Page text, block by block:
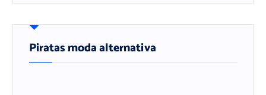
Piratas moda alternativa